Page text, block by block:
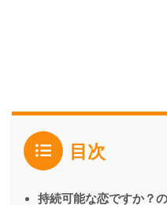
目次
持続可能な恋ですか？